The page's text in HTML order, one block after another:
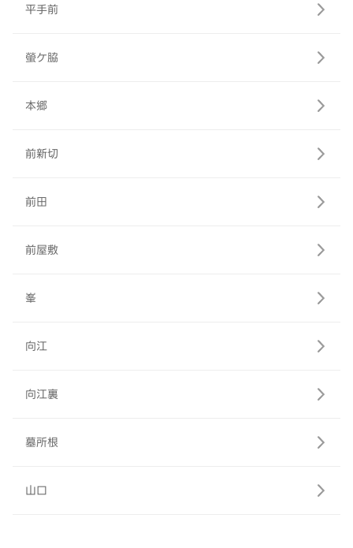
平手前
螢ケ脇
本郷
前新切
前田
前屋敷
峯
向江
向江裏
墓所根
山口